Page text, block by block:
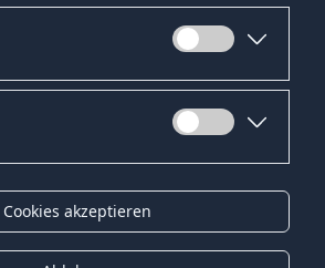
Cookies akzeptieren
Datenschutz
Impressum
Kontakt
Hinweis